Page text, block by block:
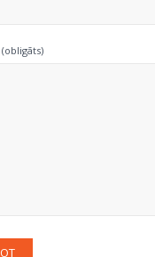
(obligāts)